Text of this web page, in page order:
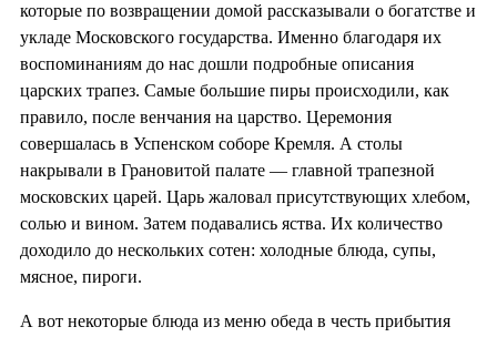
которые по возвращении домой рассказывали о богатстве и
укладе Московского государства. Именно благодаря их
воспоминаниям до нас дошли подробные описания
царских трапез. Самые большие пиры происходили, как
правило, после венчания на царство. Церемония
совершалась в Успенском соборе Кремля. А столы
накрывали в Грановитой палате — главной трапезной
московских царей. Царь жаловал присутствующих хлебом,
солью и вином. Затем подавались яства. Их количество
доходило до нескольких сотен: холодные блюда, супы,
мясное, пироги.
А вот некоторые блюда из меню обеда в честь прибытия